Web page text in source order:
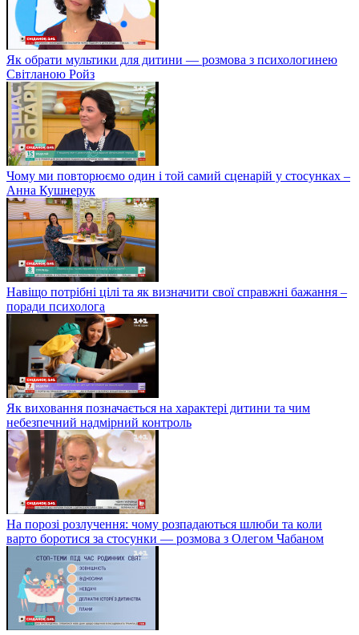
Як обрати мультики для дитини — розмова з психологинею
Світланою Ройз
Чому ми повторюємо один і той самий сценарій у стосунках –
Анна Кушнерук
Навіщо потрібні цілі та як визначити свої справжні бажання –
поради психолога
Як виховання позначається на характері дитини та чим
небезпечний надмірний контроль
На порозі розлучення: чому розпадаються шлюби та коли
варто боротися за стосунки — розмова з Олегом Чабаном